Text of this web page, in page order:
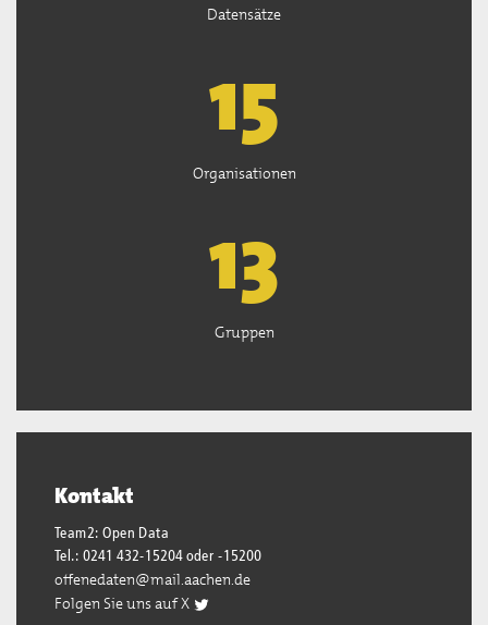
Datensätze
15
Organisationen
13
Gruppen
Kontakt
Team2: Open Data
Tel.: 0241 432-15204 oder -15200
offenedaten@mail.aachen.de
Folgen Sie uns auf X